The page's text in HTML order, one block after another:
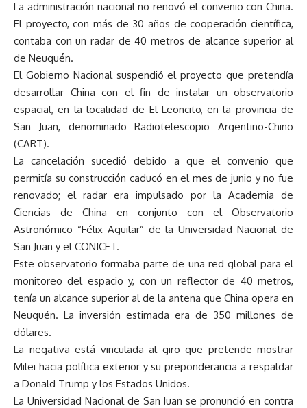
La administración nacional no renovó el convenio con China.
El proyecto, con más de 30 años de cooperación científica,
contaba con un radar de 40 metros de alcance superior al
de Neuquén.
El Gobierno Nacional suspendió el proyecto que pretendía
desarrollar China con el fin de instalar un observatorio
espacial, en la localidad de El Leoncito, en la provincia de
San Juan, denominado Radiotelescopio Argentino-Chino
(CART).
La cancelación sucedió debido a que el convenio que
permitía su construcción caducó en el mes de junio y no fue
renovado; el radar era impulsado por la Academia de
Ciencias de China en conjunto con el Observatorio
Astronómico “Félix Aguilar” de la Universidad Nacional de
San Juan y el CONICET.
Este observatorio formaba parte de una red global para el
monitoreo del espacio y, con un reflector de 40 metros,
tenía un alcance superior al de la antena que China opera en
Neuquén. La inversión estimada era de 350 millones de
dólares.
La negativa está vinculada al giro que pretende mostrar
Milei hacia política exterior y su preponderancia a respaldar
a Donald Trump y los Estados Unidos.
La Universidad Nacional de San Juan se pronunció en contra